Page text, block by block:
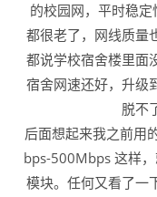
的校园网，平时稳
都很老了，网线质量
都说学校宿舍楼里面
宿舍网速还好，升级
脱不
后面想起来我之前用
bps-500Mbps 这样，
模块。任何又看了一